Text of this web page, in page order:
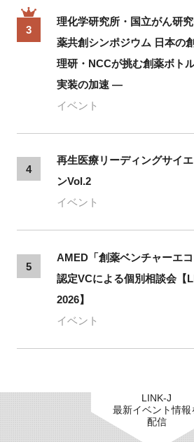
3
理化学研究所・国立がん研
薬共創シンポジウム 日本
理研・NCCが挑む創薬ボト
実装の加速 ―
イベント
4
再生医療リーディングサイ
ンVol.2
イベント
5
AMED「創薬ベンチャーエコ
認定VCによる個別相談会【
2026】
イベント
LINK-J
最新イベント情報
配信